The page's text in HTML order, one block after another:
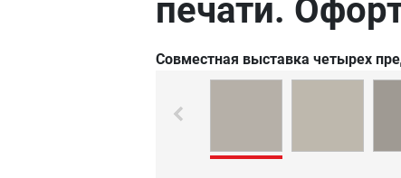
печати.
Совместная выставка четырех